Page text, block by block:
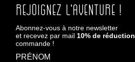
Rejoignez l'aventure !
Abonnez-vous à notre newsletter
et recevez par mail 10% de réduction
commande !
PRÉNOM